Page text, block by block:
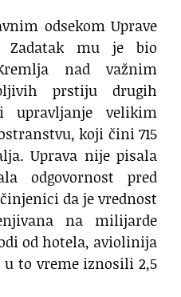
odsekom Uprave
Zadatak mu je bio
nad važnim
prstiju drugih
upravljanje velikim
koji čini 715
Uprava nije pisala
odgovornost pred
da je vrednost
na milijarde
od hotela, aviolinija
to vreme iznosili 2,5